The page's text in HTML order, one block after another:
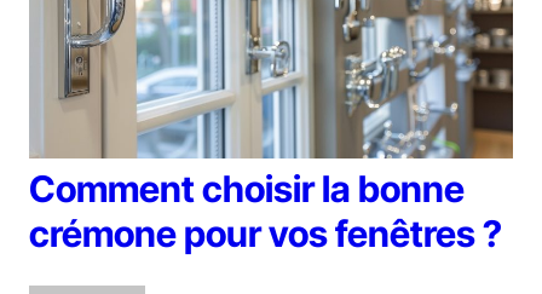
Comment choisir la bonne
crémone pour vos fenêtres ?